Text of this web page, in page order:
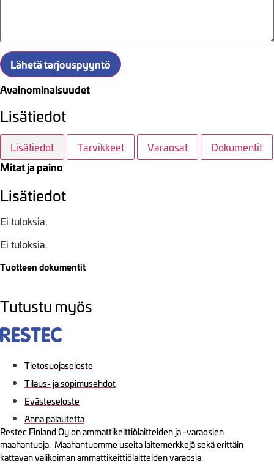
Lähetä tarjouspyyntö
Avainominaisuudet
Lisätiedot
Lisätiedot Tarvikkeet Varaosat Dokumentit
Mitat ja paino
Lisätiedot
Ei tuloksia.
Ei tuloksia.
Tuotteen dokumentit
Tutustu myös
Tietosuojaseloste
Tilaus- ja sopimusehdot
Evästeseloste
Anna palautetta
Restec Finland Oy on ammattikeittiölaitteiden ja -varaosien
maahantuoja. Maahantuomme useita laitemerkkejä sekä erittäin
kattavan valikoiman ammattikeittiölaitteiden varaosia.